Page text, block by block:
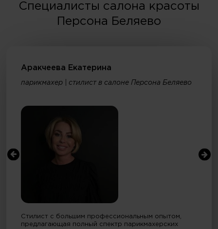
Специалисты салона красоты
Персона Беляево
Аракчеева Екатерина
парикмахер | стилист в салоне Персона Беляево
Стилист с большим профессиональным опытом,
предлагающая полный спектр парикмахерских